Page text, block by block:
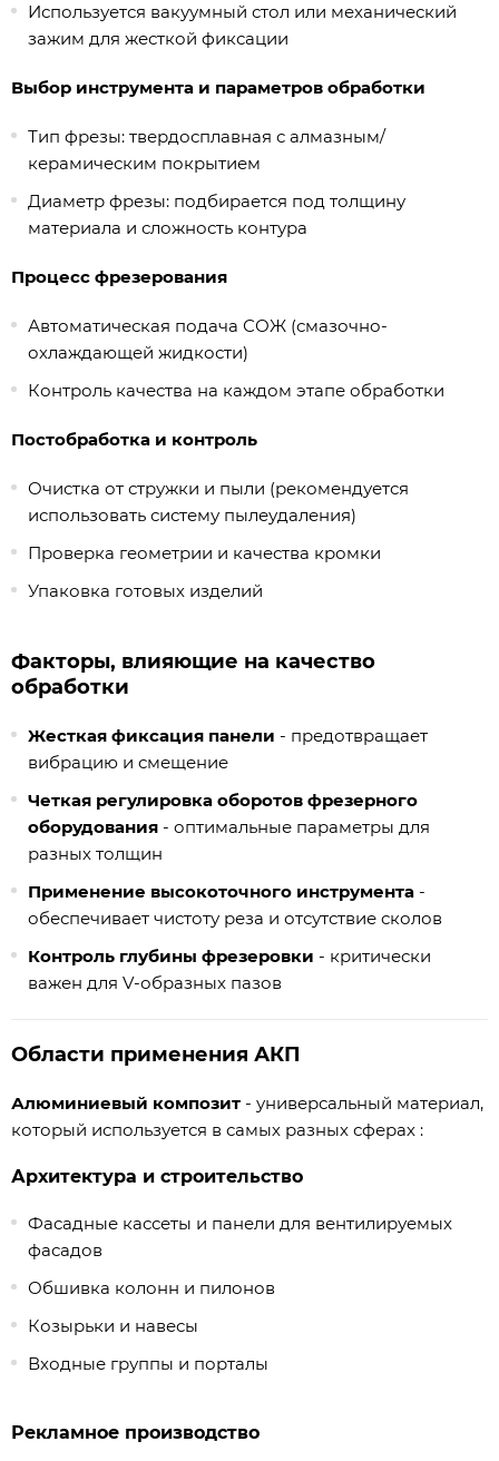
Используется вакуумный стол или механический
зажим для жесткой фиксации
Выбор инструмента и параметров обработки
Тип фрезы: твердосплавная с алмазным/
керамическим покрытием
Диаметр фрезы: подбирается под толщину
материала и сложность контура
Процесс фрезерования
Автоматическая подача СОЖ (смазочно-
охлаждающей жидкости)
Контроль качества на каждом этапе обработки
Постобработка и контроль
Очистка от стружки и пыли (рекомендуется
использовать систему пылеудаления)
Проверка геометрии и качества кромки
Упаковка готовых изделий
Факторы, влияющие на качество
обработки
Жесткая фиксация панели - предотвращает
вибрацию и смещение
Четкая регулировка оборотов фрезерного
оборудования - оптимальные параметры для
разных толщин
Применение высокоточного инструмента -
обеспечивает чистоту реза и отсутствие сколов
Контроль глубины фрезеровки - критически
важен для V-образных пазов
Области применения АКП
Алюминиевый композит - универсальный материал,
который используется в самых разных сферах :
Архитектура и строительство
Фасадные кассеты и панели для вентилируемых
фасадов
Обшивка колонн и пилонов
Козырьки и навесы
Входные группы и порталы
Рекламное производство